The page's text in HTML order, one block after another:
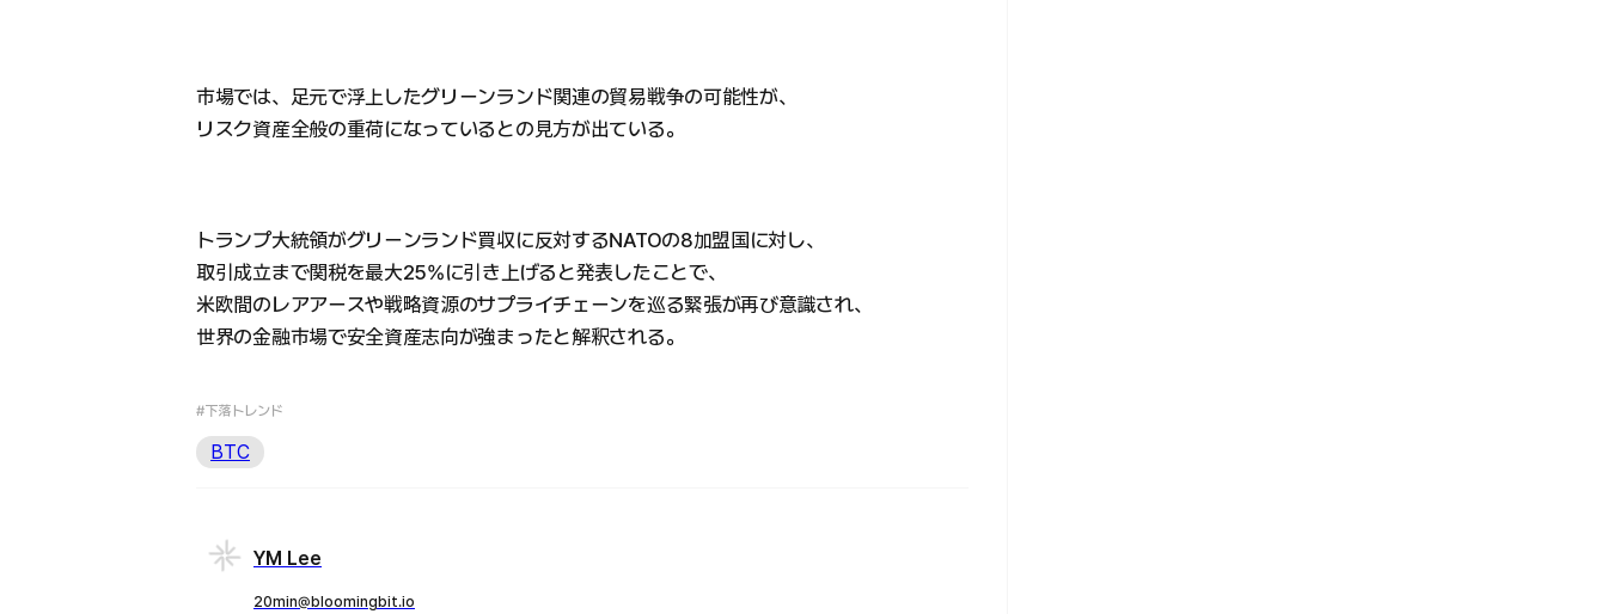
市場では、足元で浮上したグリーンランド関連の貿易戦争の可能性が、
リスク資産全般の重荷になっているとの見方が出ている。
トランプ大統領がグリーンランド買収に反対するNATOの8加盟国に対し、
取引成立まで関税を最大25%に引き上げると発表したことで、
米欧間のレアアースや戦略資源のサプライチェーンを巡る緊張が再び意識され、
世界の金融市場で安全資産志向が強まったと解釈される。
#下落トレンド
BTC
YM Lee
20min@bloomingbit.io